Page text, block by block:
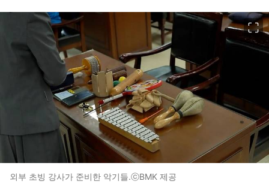
외부 초빙 강사가 준비한 악기들.ⓒBMK 제공